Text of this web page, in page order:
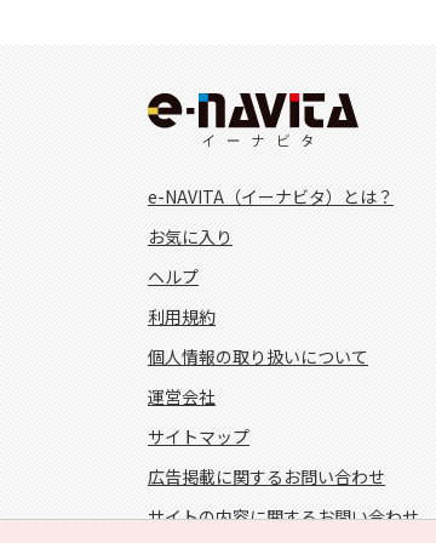
e-NAVITA（イーナビタ）とは？
お気に入り
ヘルプ
利用規約
個人情報の取り扱いについて
運営会社
サイトマップ
広告掲載に関するお問い合わせ
サイトの内容に関するお問い合わせ